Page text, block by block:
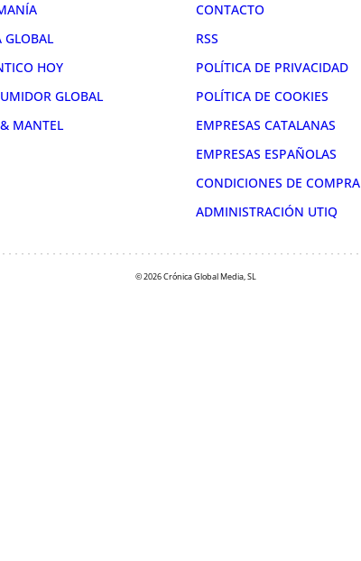
GLOBAL
HOY
GLOBAL
MANTEL
CONTACTO
RSS
POLÍTICA DE PRIVACIDAD
POLÍTICA DE COOKIES
EMPRESAS CATALANAS
EMPRESAS ESPAÑOLAS
CONDICIONES DE COMPRA
ADMINISTRACIÓN UTIQ
© 2026 Crónica Global Media, SL